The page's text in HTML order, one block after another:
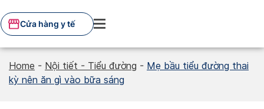
to
content
Cửa hàng y tế
Home - Nội tiết - Tiểu đường - Mẹ bầu tiểu đường thai
kỳ nên ăn gì vào bữa sáng